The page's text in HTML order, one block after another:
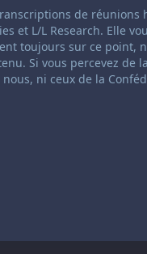
de réunions
et L/L Research. Elle
toujours sur ce point,
Si vous percevez de
ni ceux de la